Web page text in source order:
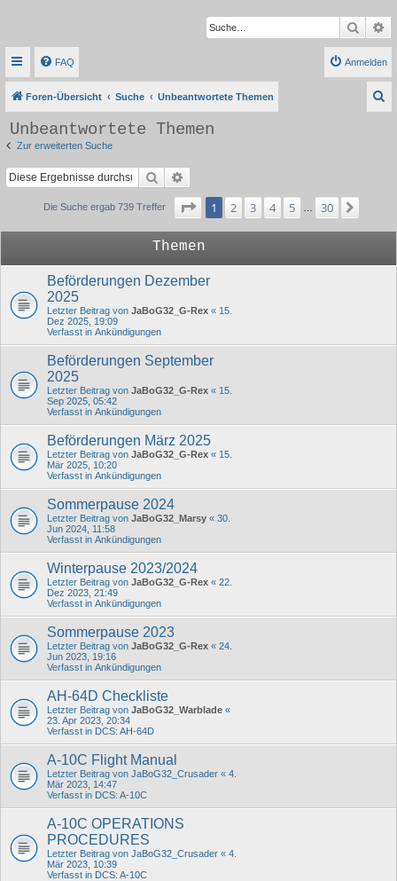
Suche
FAQ Anmelden
Foren-Übersicht Suche Unbeantwortete Themen
Unbeantwortete Themen
Zur erweiterten Suche
Suche
Die Suche ergab 739 Treffer Seite von
1 2 3 4 5 30
Themen
Beförderungen Dezember
2025
Letzter Beitrag von JaBoG32_G-Rex « 15.
Dez 2025, 19:09
Verfasst in Ankündigungen
Beförderungen September
2025
Letzter Beitrag von JaBoG32_G-Rex « 15.
Sep 2025, 05:42
Verfasst in Ankündigungen
Beförderungen März 2025
Letzter Beitrag von JaBoG32_G-Rex « 15.
Mär 2025, 10:20
Verfasst in Ankündigungen
Sommerpause 2024
Letzter Beitrag von JaBoG32_Marsy « 30.
Jun 2024, 11:58
Verfasst in Ankündigungen
Winterpause 2023/2024
Letzter Beitrag von JaBoG32_G-Rex « 22.
Dez 2023, 21:49
Verfasst in Ankündigungen
Sommerpause 2023
Letzter Beitrag von JaBoG32_G-Rex « 24.
Jun 2023, 19:16
Verfasst in Ankündigungen
AH-64D Checkliste
Letzter Beitrag von JaBoG32_Warblade «
23. Apr 2023, 20:34
Verfasst in DCS: AH-64D
A-10C Flight Manual
Letzter Beitrag von JaBoG32_Crusader « 4.
Mär 2023, 14:47
Verfasst in DCS: A-10C
A-10C OPERATIONS
PROCEDURES
Letzter Beitrag von JaBoG32_Crusader « 4.
Mär 2023, 10:39
Verfasst in DCS: A-10C